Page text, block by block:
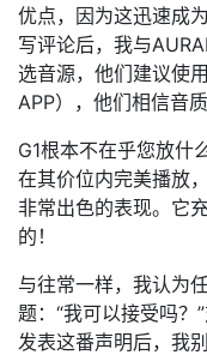
优点，因为这迅速成
写评论后，我与
选音源，他们建议使
APP），他们相信音
G1根本不在乎您放什
在其价位内完美播放
非常出色的表现。它
的！
与往常一样，我认为
题：“我可以接受吗？
发表这番声明后，我